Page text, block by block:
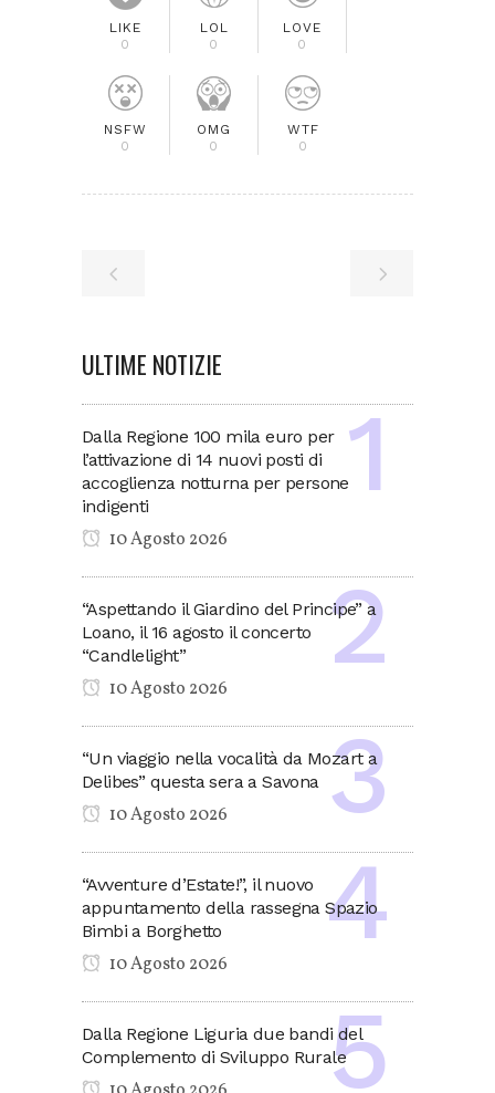
LIKE
0
LOL
0
LOVE
0
NSFW
0
OMG
0
WTF
0
ULTIME NOTIZIE
Dalla Regione 100 mila euro per
l’attivazione di 14 nuovi posti di
accoglienza notturna per persone
indigenti
10 Agosto 2026
“Aspettando il Giardino del Principe” a
Loano, il 16 agosto il concerto
“Candlelight”
10 Agosto 2026
“Un viaggio nella vocalità da Mozart a
Delibes” questa sera a Savona
10 Agosto 2026
“Avventure d’Estate!”, il nuovo
appuntamento della rassegna Spazio
Bimbi a Borghetto
10 Agosto 2026
Dalla Regione Liguria due bandi del
Complemento di Sviluppo Rurale